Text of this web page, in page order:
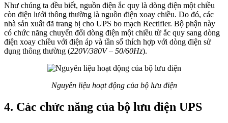
Như chúng ta đều biết, nguồn điện ắc quy là dòng điện một chiều
còn điện lưới thông thường là nguồn điện xoay chiều. Do đó, các
nhà sản xuất đã trang bị cho UPS bo mạch Rectifier. Bộ phận này
có chức năng chuyển đổi dòng điện một chiều từ ắc quy sang dòng
điện xoay chiều với điện áp và tần số thích hợp với dòng điện sử
dụng thông thường (220V/380V – 50/60Hz).
Nguyên liệu hoạt động của bộ lưu điện
4. Các chức năng của bộ lưu điện UPS